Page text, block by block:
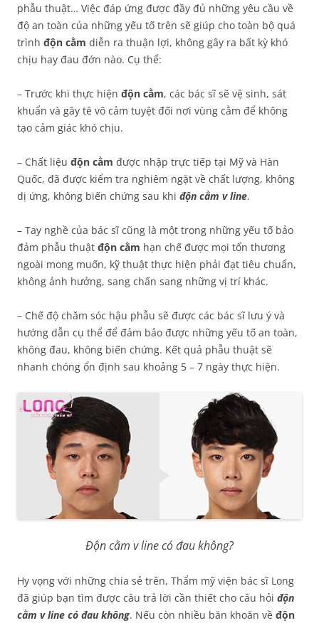
phẫu thuật… Việc đáp ứng được đầy đủ những yêu cầu về
độ an toàn của những yếu tố trên sẽ giúp cho toàn bộ quá
trình độn cằm diễn ra thuận lợi, không gây ra bất kỳ khó
chịu hay đau đớn nào. Cụ thể:
– Trước khi thực hiện độn cằm, các bác sĩ sẽ vệ sinh, sát
khuẩn và gây tê vô cảm tuyệt đối nơi vùng cằm để không
tạo cảm giác khó chịu.
– Chất liệu độn cằm được nhập trực tiếp tại Mỹ và Hàn
Quốc, đã được kiểm tra nghiêm ngặt về chất lượng, không
dị ứng, không biến chứng sau khi độn cằm v line.
– Tay nghề của bác sĩ cũng là một trong những yếu tố bảo
đảm phẫu thuật độn cằm hạn chế được mọi tổn thương
ngoài mong muốn, kỹ thuật thực hiện phải đạt tiêu chuẩn,
không ảnh hưởng, sang chấn sang những vị trí khác.
– Chế độ chăm sóc hậu phẫu sẽ được các bác sĩ lưu ý và
hướng dẫn cụ thể để đảm bảo được những yếu tố an toàn,
không đau, không biến chứng. Kết quả phẫu thuật sẽ
nhanh chóng ổn định sau khoảng 5 – 7 ngày thực hiện.
Độn cằm v line có đau không?
Hy vọng với những chia sẻ trên, Thẩm mỹ viện bác sĩ Long
đã giúp bạn tìm được câu trả lời cần thiết cho câu hỏi độn
cằm v line có đau không. Nếu còn nhiều băn khoăn về độn